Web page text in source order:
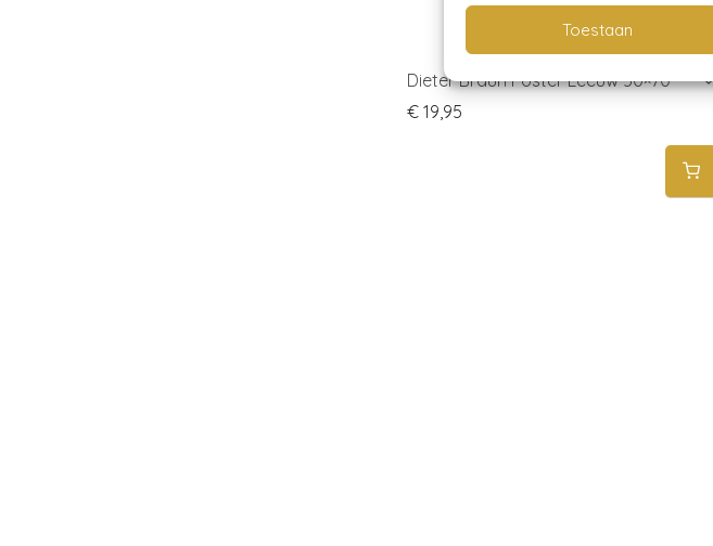
Toestaan
Dieter Braun Poster Leeuw 50×70
€19,95